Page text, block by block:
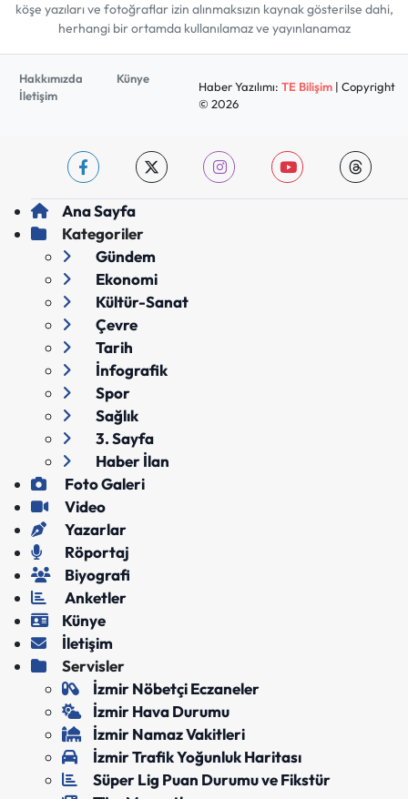
köşe yazıları ve fotoğraflar izin alınmaksızın kaynak gösterilse dahi,
herhangi bir ortamda kullanılamaz ve yayınlanamaz
Hakkımızda
Künye
İletişim
Haber Yazılımı: TE Bilişim| Copyright
© 2026
Ana Sayfa
Kategoriler
Gündem
Ekonomi
Kültür-Sanat
Çevre
Tarih
İnfografik
Spor
Sağlık
3. Sayfa
Haber İlan
Foto Galeri
Video
Yazarlar
Röportaj
Biyografi
Anketler
Künye
İletişim
Servisler
İzmir Nöbetçi Eczaneler
İzmir Hava Durumu
İzmir Namaz Vakitleri
İzmir Trafik Yoğunluk Haritası
Süper Lig Puan Durumu ve Fikstür